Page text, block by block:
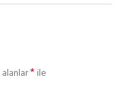
*ile